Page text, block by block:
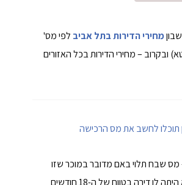
מחירי הדירות בתל אביב לפי מס'
ובקרוב – מחירי הדירות בכל האזורים
תוכלו לחשב את מס הרכישה
שבח תלוי באם מדובר במוכר שזו
דירתו היחידה (ולא היתה לו דירה בטווח של ה-18 חודשים